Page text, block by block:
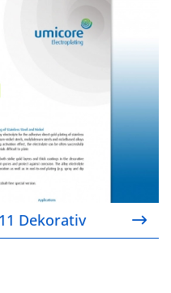
Dekorativ